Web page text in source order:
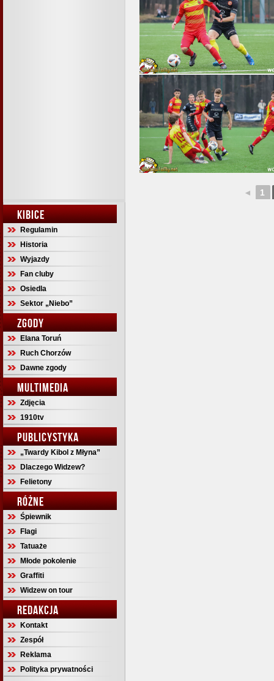
KIBICE
Regulamin
Historia
Wyjazdy
Fan cluby
Osiedla
Sektor „Niebo”
ZGODY
Elana Toruń
Ruch Chorzów
Dawne zgody
MULTIMEDIA
Zdjęcia
1910tv
PUBLICYSTYKA
„Twardy Kibol z Młyna”
Dlaczego Widzew?
Felietony
RÓŻNE
Śpiewnik
Flagi
Tatuaże
Młode pokolenie
Graffiti
Widzew on tour
REDAKCJA
Kontakt
Zespół
Reklama
Polityka prywatności
◄ 1